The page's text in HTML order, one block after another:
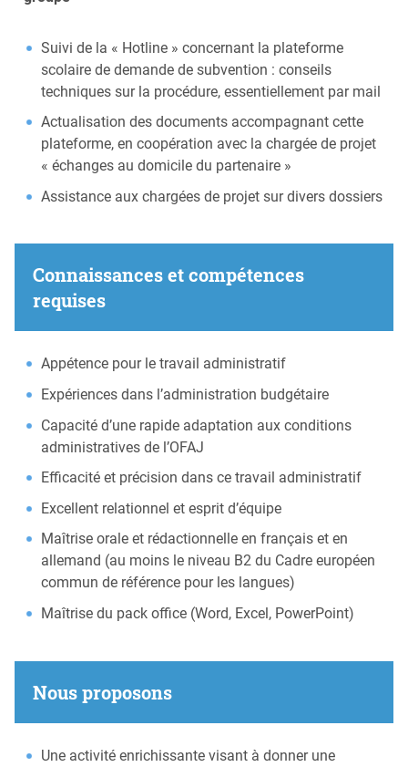
Suivi de la « Hotline » concernant la plateforme
scolaire de demande de subvention : conseils
techniques sur la procédure, essentiellement par mail
Actualisation des documents accompagnant cette
plateforme, en coopération avec la chargée de projet
« échanges au domicile du partenaire »
Assistance aux chargées de projet sur divers dossiers
Connaissances et compétences
requises
Appétence pour le travail administratif
Expériences dans l’administration budgétaire
Capacité d’une rapide adaptation aux conditions
administratives de l’OFAJ
Efficacité et précision dans ce travail administratif
Excellent relationnel et esprit d’équipe
Maîtrise orale et rédactionnelle en français et en
allemand (au moins le niveau B2 du Cadre européen
commun de référence pour les langues)
Maîtrise du pack office (Word, Excel, PowerPoint)
Nous proposons
Une activité enrichissante visant à donner une